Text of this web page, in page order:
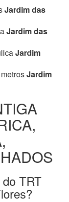
Jardim das
Jardim das
Jardim
Jardim
TRT